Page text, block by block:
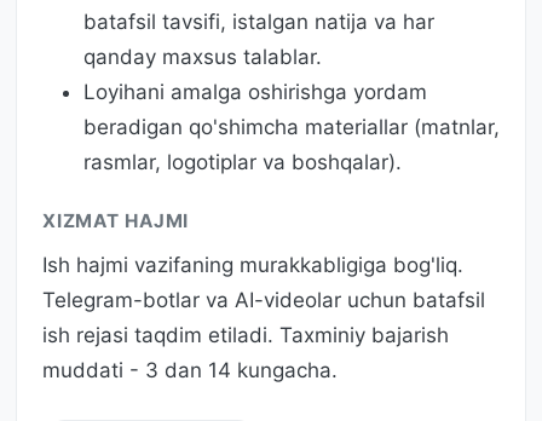
batafsil tavsifi, istalgan natija va har
qanday maxsus talablar.
Loyihani amalga oshirishga yordam
beradigan qo'shimcha materiallar (matnlar,
rasmlar, logotiplar va boshqalar).
XIZMAT HAJMI
Ish hajmi vazifaning murakkabligiga bog'liq.
Telegram-botlar va AI-videolar uchun batafsil
ish rejasi taqdim etiladi. Taxminiy bajarish
muddati - 3 dan 14 kungacha.